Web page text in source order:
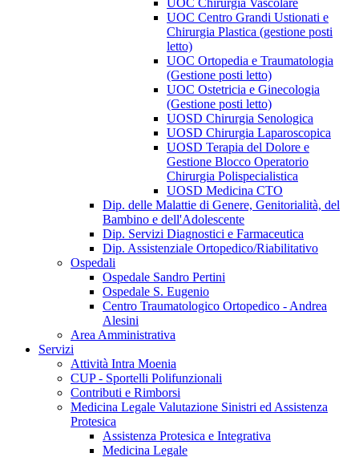
UOC Chirurgia Vascolare
UOC Centro Grandi Ustionati e
Chirurgia Plastica (gestione posti
letto)
UOC Ortopedia e Traumatologia
(Gestione posti letto)
UOC Ostetricia e Ginecologia
(Gestione posti letto)
UOSD Chirurgia Senologica
UOSD Chirurgia Laparoscopica
UOSD Terapia del Dolore e
Gestione Blocco Operatorio
Chirurgia Polispecialistica
UOSD Medicina CTO
Dip. delle Malattie di Genere, Genitorialità, del
Bambino e dell'Adolescente
Dip. Servizi Diagnostici e Farmaceutica
Dip. Assistenziale Ortopedico/Riabilitativo
Ospedali
Ospedale Sandro Pertini
Ospedale S. Eugenio
Centro Traumatologico Ortopedico - Andrea
Alesini
Area Amministrativa
Servizi
Attività Intra Moenia
CUP - Sportelli Polifunzionali
Contributi e Rimborsi
Medicina Legale Valutazione Sinistri ed Assistenza
Protesica
Assistenza Protesica e Integrativa
Medicina Legale